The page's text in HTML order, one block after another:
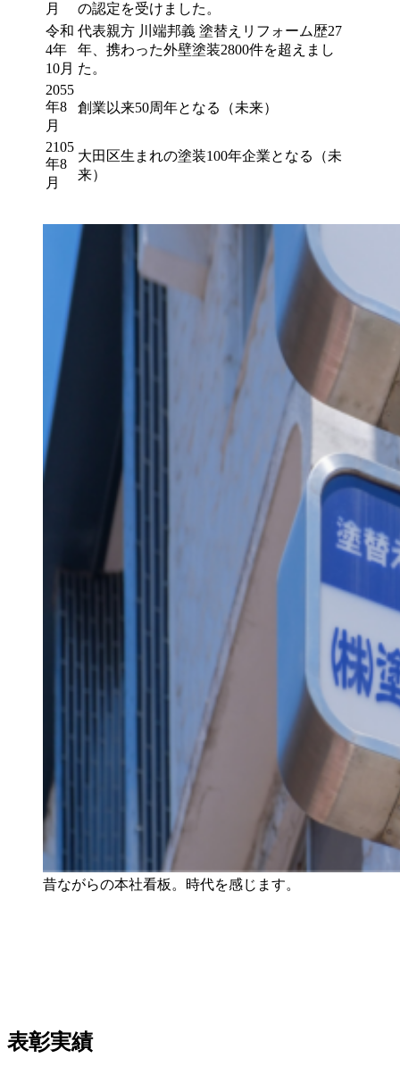
月
の認定を受けました。
令和
4年
10月
代表親方 川端邦義 塗替えリフォーム歴27
年、携わった外壁塗装2800件を超えまし
た。
2055
年8
月
創業以来50周年となる（未来）
2105
年8
月
大田区生まれの塗装100年企業となる（未
来）
昔ながらの本社看板。時代を感じます。
表彰実績